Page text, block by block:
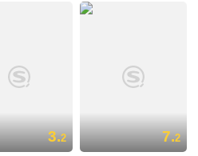
3.2 7.2